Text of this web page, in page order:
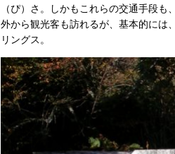
（ぴ）さ。しかもこれらの交通手段
外から観光客も訪れるが、基本的には
リングス。